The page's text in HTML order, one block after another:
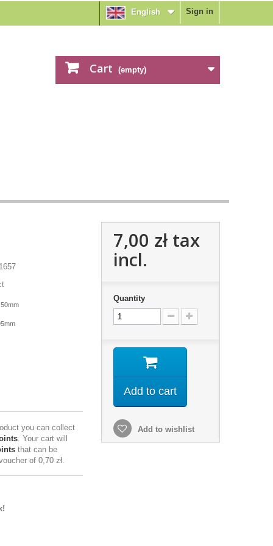
Sign in
English
Cart (empty)
you can collect
. Your cart will
that can be
of 0,70 zł.
7,00 złtax
incl.
Quantity
Add to cart
Add to wishlist